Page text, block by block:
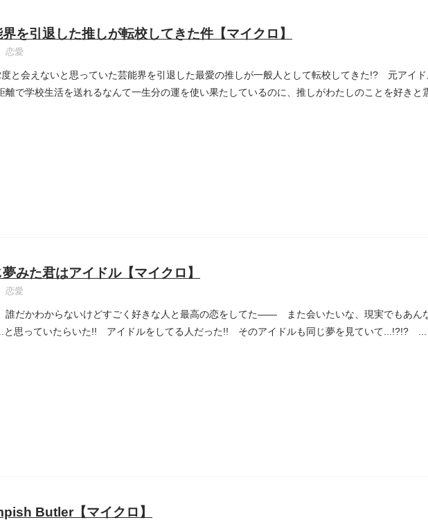
を引退した推しが転校してきた件【マイクロ】
恋愛
度と会えないと思っていた芸能界を引退した最愛の推しが一般人として転校してきた!? 元アイド
離で学校生活を送れるなんて一生分の運を使い果たしているのに、推しがわたしのことを好きと
夢みた君はアイドル【マイクロ】
恋愛
誰だかわからないけどすごく好きな人と最高の恋をしてた―― また会いたいな、現実でもあん
と思っていたらいた!! アイドルをしてる人だった!! そのアイドルも同じ夢を見ていて...!?!? ...
Butler【マイクロ】